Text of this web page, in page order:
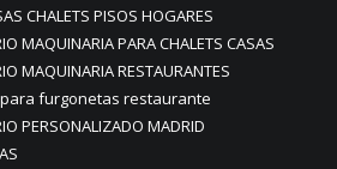
CHALETS PISOS HOGARES
MAQUINARIA PARA CHALETS CASAS
MAQUINARIA RESTAURANTES
furgonetas restaurante
PERSONALIZADO MADRID